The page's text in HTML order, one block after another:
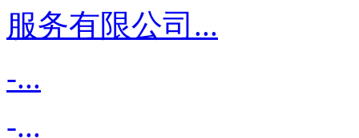
服务有限公司...
-...
-...